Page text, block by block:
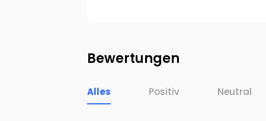
Bewertungen
Alles Positiv Neutral